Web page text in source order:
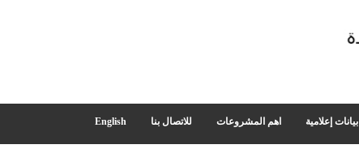
بيانات إعلامية اهم المشروعات للاتصال بنا English